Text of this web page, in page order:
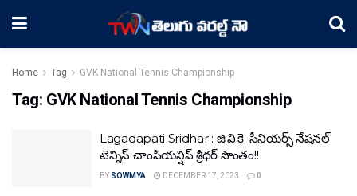
Home Tag GVK National Tennis Championship
Tag: GVK National Tennis Championship
Lagadapati Sridhar : జి.వి.కె. సీనియర్స్ నేషనల్
టెన్నిస్ చాంపియన్షిప్ శ్రీధర్ సొంతం!!
BY SOWMYA DECEMBER 17, 2023 0